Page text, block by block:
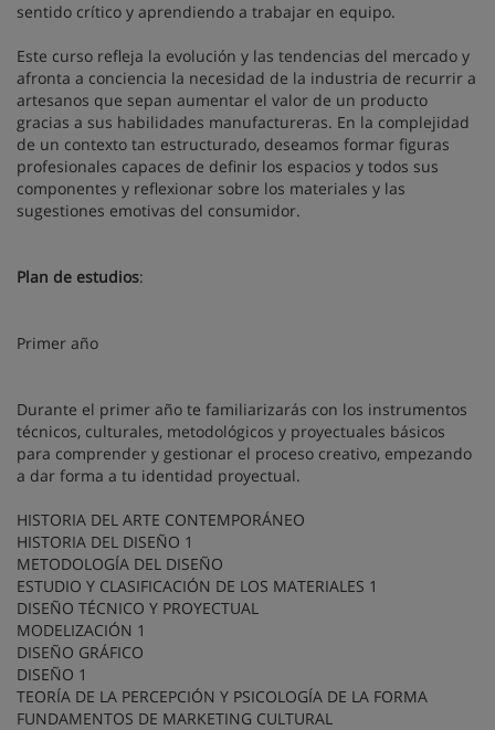
sentido crítico y aprendiendo a trabajar en equipo.
Este curso refleja la evolución y las tendencias del mercado y
afronta a conciencia la necesidad de la industria de recurrir a
artesanos que sepan aumentar el valor de un producto
gracias a sus habilidades manufactureras. En la complejidad
de un contexto tan estructurado, deseamos formar figuras
profesionales capaces de definir los espacios y todos sus
componentes y reflexionar sobre los materiales y las
sugestiones emotivas del consumidor.
Plan de estudios:
Primer año
Durante el primer año te familiarizarás con los instrumentos
técnicos, culturales, metodológicos y proyectuales básicos
para comprender y gestionar el proceso creativo, empezando
a dar forma a tu identidad proyectual.
HISTORIA DEL ARTE CONTEMPORÁNEO
HISTORIA DEL DISEÑO 1
METODOLOGÍA DEL DISEÑO
ESTUDIO Y CLASIFICACIÓN DE LOS MATERIALES 1
DISEÑO TÉCNICO Y PROYECTUAL
MODELIZACIÓN 1
DISEÑO GRÁFICO
DISEÑO 1
TEORÍA DE LA PERCEPCIÓN Y PSICOLOGÍA DE LA FORMA
FUNDAMENTOS DE MARKETING CULTURAL